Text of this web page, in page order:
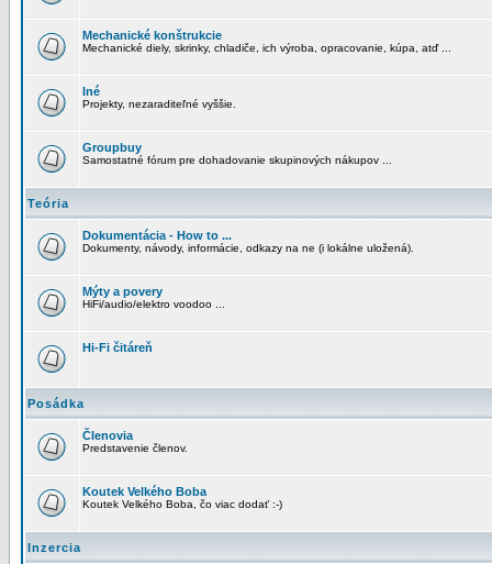
Mechanické konštrukcie
Mechanické diely, skrinky, chladiče, ich výroba, opracovanie, kúpa, atď ...
Iné
Projekty, nezaraditeľné vyššie.
Groupbuy
Samostatné fórum pre dohadovanie skupinových nákupov ...
Teória
Dokumentácia - How to ...
Dokumenty, návody, informácie, odkazy na ne (i lokálne uložená).
Mýty a povery
HiFi/audio/elektro voodoo ...
Hi-Fi čitáreň
Posádka
Členovia
Predstavenie členov.
Koutek Velkého Boba
Koutek Velkého Boba, čo viac dodať :-)
Inzercia